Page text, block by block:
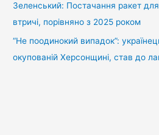
Зеленський: Постачання ракет
втричі, порівняно з 2025 роком
“Не поодинокий випадок”:
окупованій Херсонщині, став до